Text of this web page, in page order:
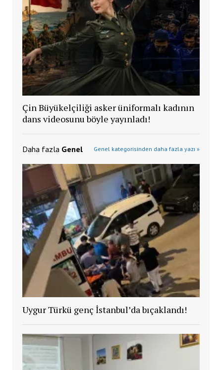
Çin Büyükelçiliği asker üniformalı kadının
dans videosunu böyle yayınladı!
Daha fazla Genel Genel kategorisinden daha fazla yazı »
Uygur Türkü genç İstanbul’da bıçaklandı!